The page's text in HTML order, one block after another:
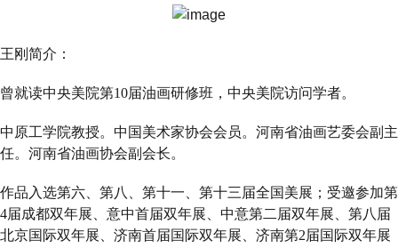
王刚简介：
曾就读中央美院第10届油画研修班，中央美院访问学者。
中原工学院教授。中国美术家协会会员。河南省油画艺委会副主
任。河南省油画协会副会长。
作品入选第六、第八、第十一、第十三届全国美展；受邀参加第
4届成都双年展、意中首届双年展、中意第二届双年展、第八届
北京国际双年展、济南首届国际双年展、济南第2届国际双年展